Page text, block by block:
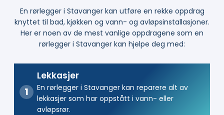
En rørlegger i Stavanger kan utføre en rekke oppdrag
knyttet til bad, kjøkken og vann- og avløpsinstallasjoner.
Her er noen av de mest vanlige oppdragene som en
rørlegger i Stavanger kan hjelpe deg med:
Lekkasjer
En rørlegger i Stavanger kan reparere alt av
lekkasjer som har oppstått i vann- eller
avløpsrør.